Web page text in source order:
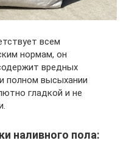
всем
нормам, он
вредных
полном высыхании
гладкой и не
наливного пола: